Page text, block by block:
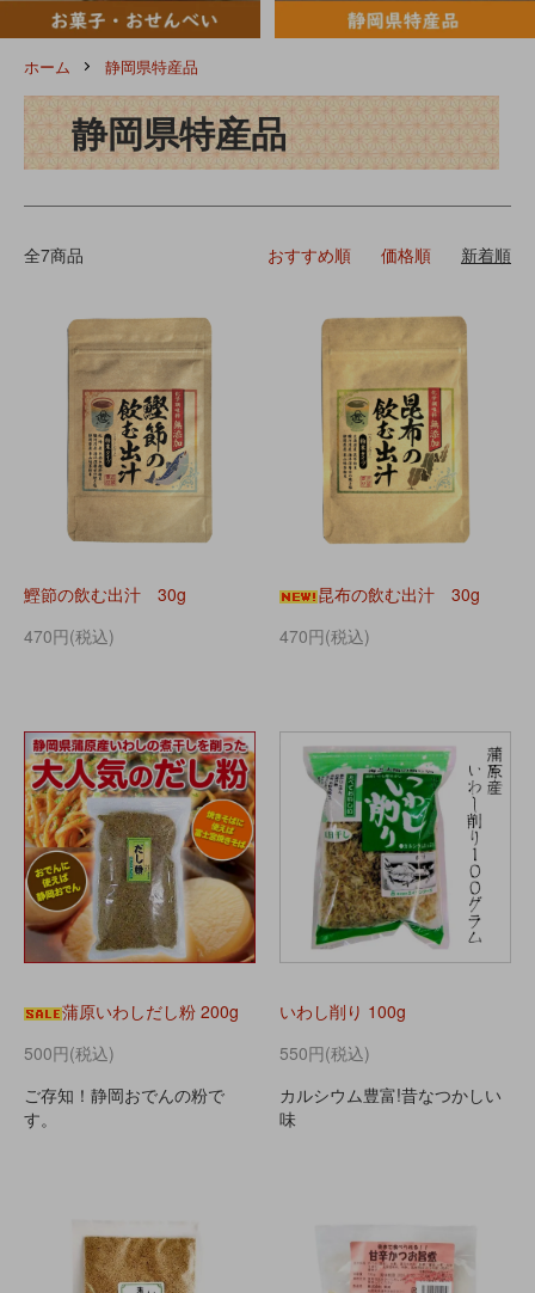
ホーム 静岡県特産品
静岡県特産品
全7商品 おすすめ順 価格順 新着順
鰹節の飲む出汁 30g
470円(税込)
昆布の飲む出汁 30g
470円(税込)
蒲原いわしだし粉 200g
500円(税込)
ご存知！静岡おでんの粉で
す。
いわし削り 100g
550円(税込)
カルシウム豊富!昔なつかしい
味